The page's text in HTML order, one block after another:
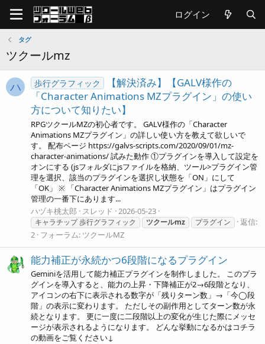
ログイン
タグ
ツクールmz
ハ 歩行グラフィック
【解決済み】【GALV様作の
「Character Animations MZプラグイン」の使い
方について知りたい】
RPGツクールMZの初心者です。 GALV様作の「Character
Animations MZプラグイン」の詳しい使い方を教えて欲しいで
す。 配布ページ https://galvs-scripts.com/2020/09/01/mz-
character-animations/ 試みた動作 ①プラグインを導入して設定を
オンにする (jsフォルダにjsファイルを格納、ツール>プラグイン管
理を選択、該当のプラグインを選択し状態を「ON」にして
「OK」 ※ 「Character Animations MZプラグイン」はプラグイン
管理の一番下にあります...
ハヅキ桃太郎
スレッド 2026-05-23
キャラチップ 歩行グラフィック ツクールmz プラグイン
返信:
2 フォーラム: ツクールMZ
能力補正が永続かつ6段階になるプラグイン
Geminiを活用して能力補正プラグインを制作しました。 このプラ
グインを導入すると、能力の上昇・下降補正が2→6段階となり、
アイコンの右下に表示される数字が「残りターン数」→「今◯段
階」の表示に変わります。 ただしその副作用としてターン数が永
続となります。 更に一度に二段階以上の変化が生じた際にメッセ
ージが表示されるようになります。 どんな挙動になるかはコチラ
の動画をご覧ください↓